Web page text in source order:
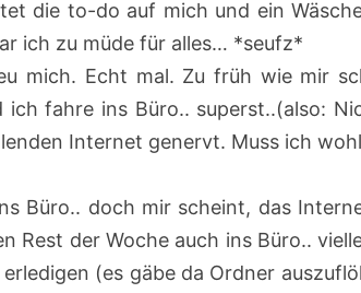
3
die to-do auf mich und ein
ich zu müde für alles… *seufz*
mich. Echt mal. Zu früh wie mir
fahre ins Büro.. superst..(also:
Internet genervt. Muss ich
Büro.. doch mir scheint, das
Rest der Woche auch ins Büro..
(es gäbe da Ordner